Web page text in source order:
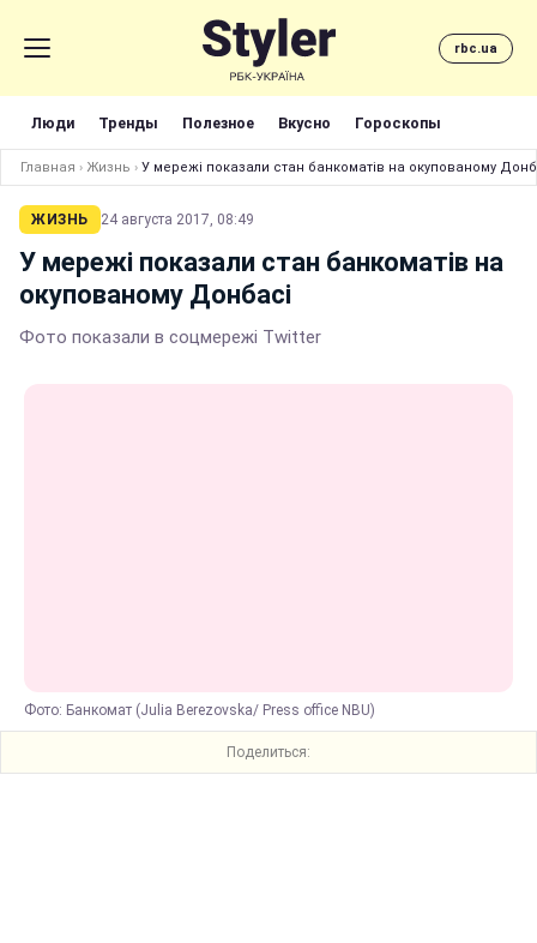
rbc.ua
Люди Тренды Полезное Вкусно Гороскопы
Главная › Жизнь › У мережі показали стан банкоматів на окупованому
ЖИЗНЬ 24 августа 2017, 08:49
У мережі показали стан банкоматів на
окупованому Донбасі
Фото показали в соцмережі Twitter
Фото: Банкомат (Julia Berezovska/ Press office NBU)
Поделиться: